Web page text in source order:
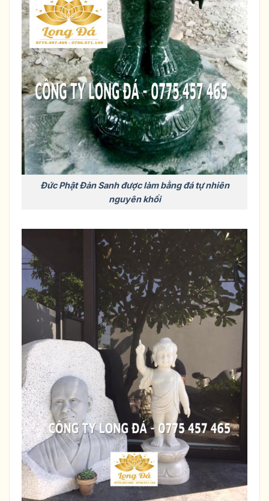
Đức Phật Đản Sanh được làm bằng đá tự nhiên
nguyên khối